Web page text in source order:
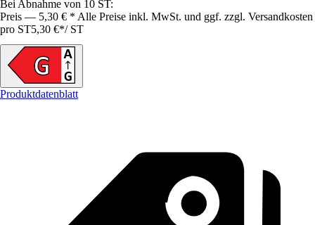
Bei Abnahme von 10 ST:
Preis — 5,30 € * Alle Preise inkl. MwSt. und ggf. zzgl. Versandkosten
pro ST5,30 €*/ ST
Produktdatenblatt